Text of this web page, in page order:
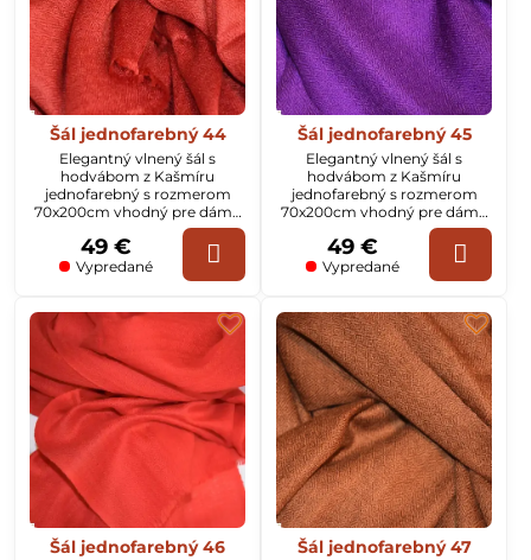
Šál jednofarebný 44
Elegantný vlnený šál s
hodvábom z Kašmíru
jednofarebný s rozmerom
70x200cm vhodný pre dámy
Vypredané
49 €
Šál jednofarebný 45
Elegantný vlnený šál s
hodvábom z Kašmíru
jednofarebný s rozmerom
70x200cm vhodný pre dámy
Vypredané
49 €
Šál jednofarebný 46 Šál jednofarebný 47